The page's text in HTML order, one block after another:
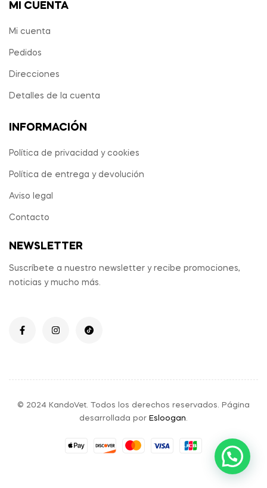
MI CUENTA
Mi cuenta
Pedidos
Direcciones
Detalles de la cuenta
INFORMACIÓN
Política de privacidad y cookies
Política de entrega y devolución
Aviso legal
Contacto
NEWSLETTER
Suscríbete a nuestro newsletter y recibe promociones,
noticias y mucho más.
© 2024 KandoVet. Todos los derechos reservados. Página
desarrollada por Esloogan.